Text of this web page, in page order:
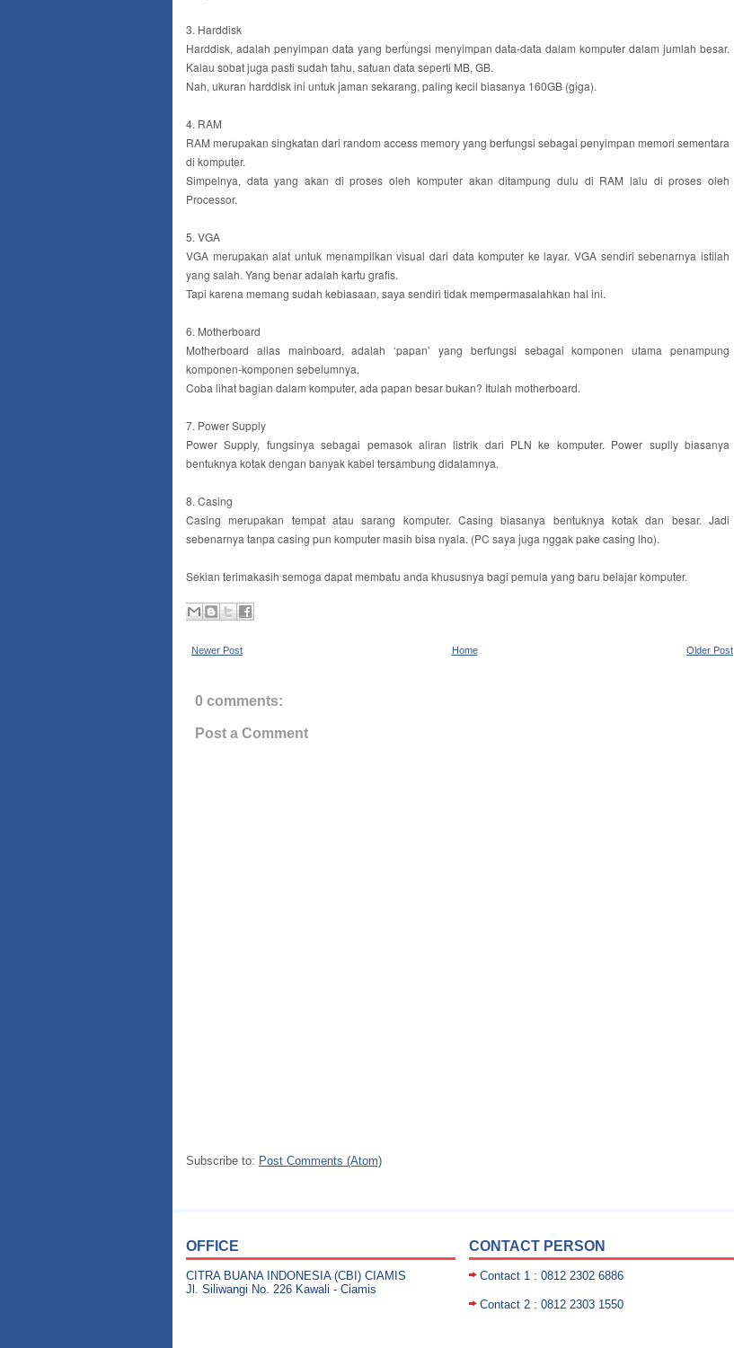
3. Harddisk
Harddisk, adalah penyimpan data yang berfungsi menyimpan data-data dalam komputer dalam jumlah besar.
Kalau sobat juga pasti sudah tahu, satuan data seperti MB, GB.
Nah, ukuran harddisk ini untuk jaman sekarang, paling kecil biasanya 160GB (giga).
4. RAM
RAM merupakan singkatan dari random access memory yang berfungsi sebagai penyimpan memori sementara
di komputer.
Simpelnya, data yang akan di proses oleh komputer akan ditampung dulu di RAM lalu di proses oleh
Processor.
5. VGA
VGA merupakan alat untuk menampilkan visual dari data komputer ke layar. VGA sendiri sebenarnya istilah
yang salah. Yang benar adalah kartu grafis.
Tapi karena memang sudah kebiasaan, saya sendiri tidak mempermasalahkan hal ini.
6. Motherboard
Motherboard alias mainboard, adalah ‘papan’ yang berfungsi sebagai komponen utama penampung
komponen-komponen sebelumnya.
Coba lihat bagian dalam komputer, ada papan besar bukan? Itulah motherboard.
7. Power Supply
Power Supply, fungsinya sebagai pemasok aliran listrik dari PLN ke komputer. Power suplly biasanya
bentuknya kotak dengan banyak kabel tersambung didalamnya.
8. Casing
Casing merupakan tempat atau sarang komputer. Casing biasanya bentuknya kotak dan besar. Jadi
sebenarnya tanpa casing pun komputer masih bisa nyala. (PC saya juga nggak pake casing lho).
Sekian terimakasih semoga dapat membatu anda khususnya bagi pemula yang baru belajar komputer.
Newer Post Older Post
Home
0 comments:
Post a Comment
Subscribe to: Post Comments (Atom)
OFFICE
CITRA BUANA INDONESIA (CBI) CIAMIS
Jl. Siliwangi No. 226 Kawali - Ciamis
CONTACT PERSON
Contact 1 : 0812 2302 6886
Contact 2 : 0812 2303 1550